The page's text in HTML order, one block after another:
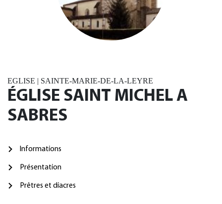
EGLISE | SAINTE-MARIE-DE-LA-LEYRE
ÉGLISE SAINT MICHEL A
SABRES
Informations
Présentation
Prêtres et diacres